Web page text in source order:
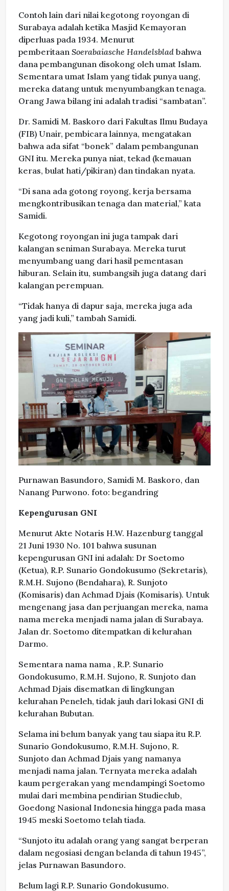
Contoh lain dari nilai kegotong royongan di
Surabaya adalah ketika Masjid Kemayoran
diperluas pada 1934. Menurut
pemberitaan Soerabaiasche Handelsblad bahwa
dana pembangunan disokong oleh umat Islam.
Sementara umat Islam yang tidak punya uang,
mereka datang untuk menyumbangkan tenaga.
Orang Jawa bilang ini adalah tradisi “sambatan”.
Dr. Samidi M. Baskoro dari Fakultas Ilmu Budaya
(FIB) Unair, pembicara lainnya, mengatakan
bahwa ada sifat “bonek” dalam pembangunan
GNI itu. Mereka punya niat, tekad (kemauan
keras, bulat hati/pikiran) dan tindakan nyata.
“Di sana ada gotong royong, kerja bersama
mengkontribusikan tenaga dan material,” kata
Samidi.
Kegotong royongan ini juga tampak dari
kalangan seniman Surabaya. Mereka turut
menyumbang uang dari hasil pementasan
hiburan. Selain itu, sumbangsih juga datang dari
kalangan perempuan.
“Tidak hanya di dapur saja, mereka juga ada
yang jadi kuli,” tambah Samidi.
Purnawan Basundoro, Samidi M. Baskoro, dan
Nanang Purwono. foto: begandring
Kepengurusan GNI
Menurut Akte Notaris H.W. Hazenburg tanggal
21 Juni 1930 No. 101 bahwa susunan
kepengurusan GNI ini adalah: Dr Soetomo
(Ketua), R.P. Sunario Gondokusumo (Sekretaris),
R.M.H. Sujono (Bendahara), R. Sunjoto
(Komisaris) dan Achmad Djais (Komisaris). Untuk
mengenang jasa dan perjuangan mereka, nama
nama mereka menjadi nama jalan di Surabaya.
Jalan dr. Soetomo ditempatkan di kelurahan
Darmo.
Sementara nama nama , R.P. Sunario
Gondokusumo, R.M.H. Sujono, R. Sunjoto dan
Achmad Djais disematkan di lingkungan
kelurahan Peneleh, tidak jauh dari lokasi GNI di
kelurahan Bubutan.
Selama ini belum banyak yang tau siapa itu R.P.
Sunario Gondokusumo, R.M.H. Sujono, R.
Sunjoto dan Achmad Djais yang namanya
menjadi nama jalan. Ternyata mereka adalah
kaum pergerakan yang mendampingi Soetomo
mulai dari membina pendirian Studieclub,
Goedong Nasional Indonesia hingga pada masa
1945 meski Soetomo telah tiada.
“Sunjoto itu adalah orang yang sangat berperan
dalam negosiasi dengan belanda di tahun 1945”,
jelas Purnawan Basundoro.
Belum lagi R.P. Sunario Gondokusumo.